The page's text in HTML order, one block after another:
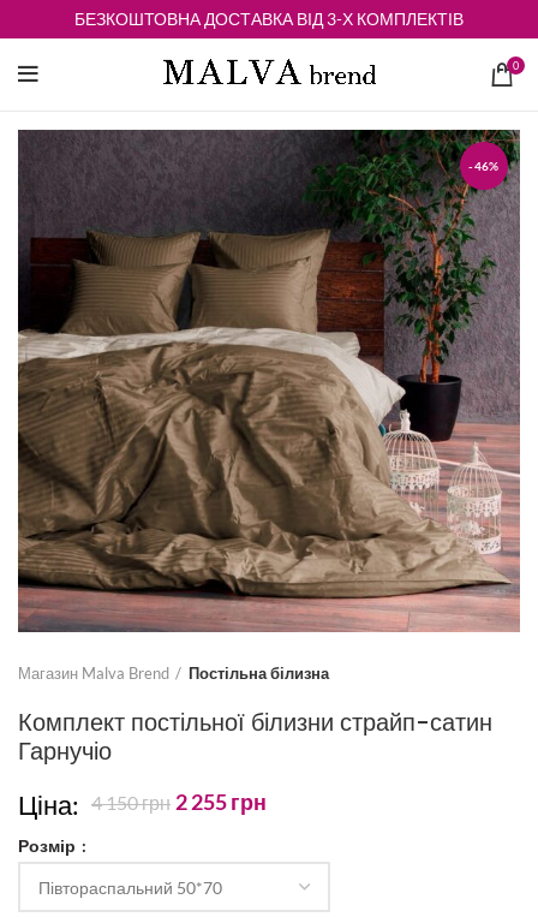
БЕЗКОШТОВНА ДОСТАВКА ВІД 3-Х КОМПЛЕКТІВ
0
-46%
Магазин Malva Brend Постільна білизна
Комплект постільної білизни страйп-сатин
Гарнучіо
Ціна: 4 150грн 2 255грн
Розмір